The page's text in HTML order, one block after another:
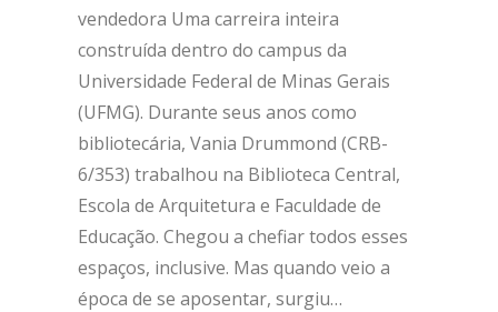
vendedora Uma carreira inteira
construída dentro do campus da
Universidade Federal de Minas Gerais
(UFMG). Durante seus anos como
bibliotecária, Vania Drummond (CRB-
6/353) trabalhou na Biblioteca Central,
Escola de Arquitetura e Faculdade de
Educação. Chegou a chefiar todos esses
espaços, inclusive. Mas quando veio a
época de se aposentar, surgiu…